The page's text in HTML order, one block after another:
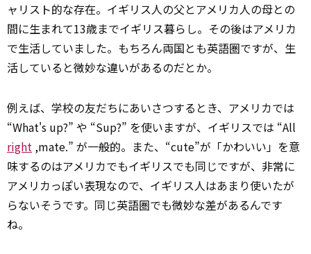
ャリスト的な存在。イギリス人の父とアメリカ人の母との
間に生まれて13歳までイギリス暮らし。その後はアメリカ
で生活していました。もちろん両国とも英語圏ですが、生
活していると微妙な違いがあるのだとか。
例えば、学校の友だちにあいさつするとき、アメリカでは
“What's up?” や “Sup?” を使いますが、イギリスでは “All
right ,mate.” が一般的。また、“cute”が「かわいい」を意
味するのはアメリカでもイギリスでも同じですが、非常に
アメリカっぽい表現なので、イギリス人はあまり使いたが
らないそうです。同じ英語圏でも微妙な差があるんです
ね。